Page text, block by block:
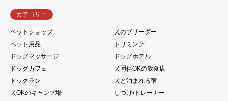
カテゴリー
ペットショップ
犬のブリーダー
ペット用品
トリミング
ドッグマッサージ
ドッグホテル
ドッグカフェ
犬同伴OKの飲食店
ドッグラン
犬と泊まれる宿
犬OKのキャンプ場
しつけ•トレーナー